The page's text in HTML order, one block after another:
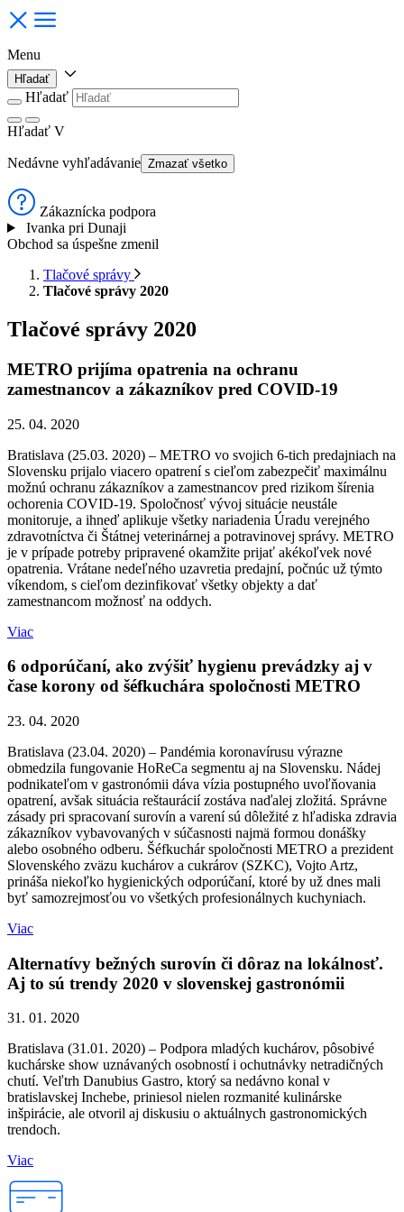
Menu
Hľadať
Hľadať
Hľadať V
Nedávne vyhľadávanie Zmazať všetko
Zákaznícka podpora
Ivanka pri Dunaji
Obchod sa úspešne zmenil
Tlačové správy
Tlačové správy 2020
Tlačové správy 2020
METRO prijíma opatrenia na ochranu
zamestnancov a zákazníkov pred COVID-19
25. 04. 2020
Bratislava (25.03. 2020) – METRO vo svojich 6-tich predajniach na
Slovensku prijalo viacero opatrení s cieľom zabezpečiť maximálnu
možnú ochranu zákazníkov a zamestnancov pred rizikom šírenia
ochorenia COVID-19. Spoločnosť vývoj situácie neustále
monitoruje, a ihneď aplikuje všetky nariadenia Úradu verejného
zdravotníctva či Štátnej veterinárnej a potravinovej správy. METRO
je v prípade potreby pripravené okamžite prijať akékoľvek nové
opatrenia. Vrátane nedeľného uzavretia predajní, počnúc už týmto
víkendom, s cieľom dezinfikovať všetky objekty a dať
zamestnancom možnosť na oddych.
Viac
6 odporúčaní, ako zvýšiť hygienu prevádzky aj v
čase korony od šéfkuchára spoločnosti METRO
23. 04. 2020
Bratislava (23.04. 2020) – Pandémia koronavírusu výrazne
obmedzila fungovanie HoReCa segmentu aj na Slovensku. Nádej
podnikateľom v gastronómii dáva vízia postupného uvoľňovania
opatrení, avšak situácia reštaurácií zostáva naďalej zložitá. Správne
zásady pri spracovaní surovín a varení sú dôležité z hľadiska zdravia
zákazníkov vybavovaných v súčasnosti najmä formou donášky
alebo osobného odberu. Šéfkuchár spoločnosti METRO a prezident
Slovenského zväzu kuchárov a cukrárov (SZKC), Vojto Artz,
prináša niekoľko hygienických odporúčaní, ktoré by už dnes mali
byť samozrejmosťou vo všetkých profesionálnych kuchyniach.
Viac
Alternatívy bežných surovín či dôraz na lokálnosť.
Aj to sú trendy 2020 v slovenskej gastronómii
31. 01. 2020
Bratislava (31.01. 2020) – Podpora mladých kuchárov, pôsobivé
kuchárske show uznávaných osobností i ochutnávky netradičných
chutí. Veľtrh Danubius Gastro, ktorý sa nedávno konal v
bratislavskej Inchebe, priniesol nielen rozmanité kulinárske
inšpirácie, ale otvoril aj diskusiu o aktuálnych gastronomických
trendoch.
Viac